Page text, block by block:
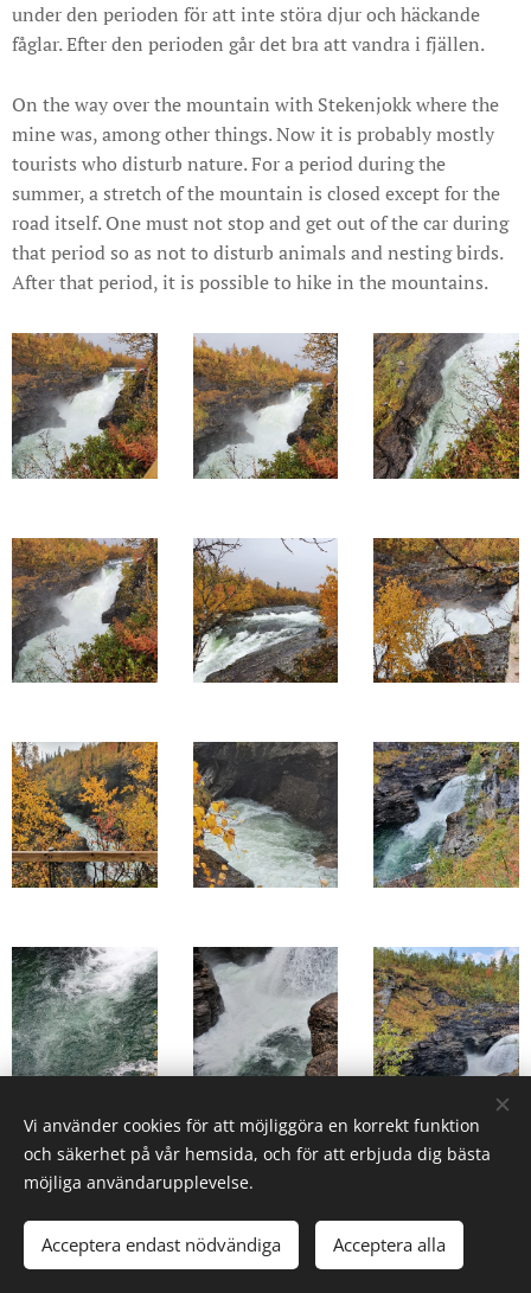
under den perioden för att inte störa djur och häckande
fåglar. Efter den perioden går det bra att vandra i fjällen.
On the way over the mountain with Stekenjokk where the
mine was, among other things. Now it is probably mostly
tourists who disturb nature. For a period during the
summer, a stretch of the mountain is closed except for the
road itself. One must not stop and get out of the car during
that period so as not to disturb animals and nesting birds.
After that period, it is possible to hike in the mountains.
Vi använder cookies för att möjliggöra en korrekt funktion
och säkerhet på vår hemsida, och för att erbjuda dig bästa
möjliga användarupplevelse.
Acceptera endast nödvändiga Acceptera alla